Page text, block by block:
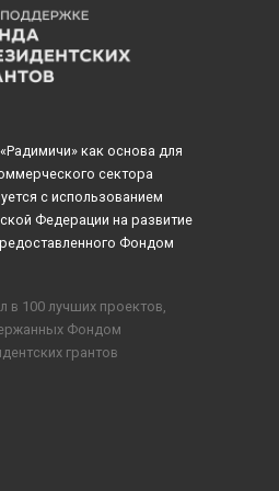
как основа для
сектора
с использованием
Федерации на развитие
Фондом
в 100 лучших проектов,
Фондом
грантов